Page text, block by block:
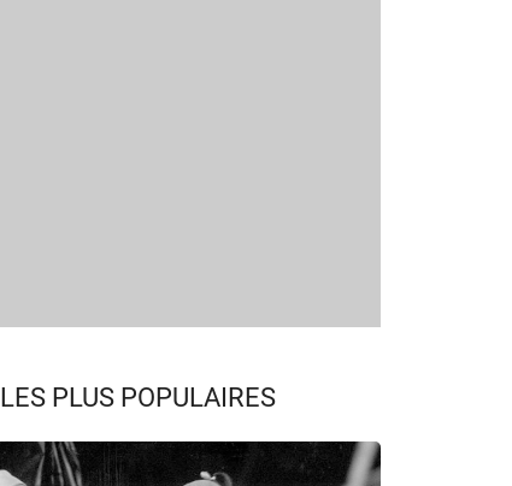
LES PLUS POPULAIRES